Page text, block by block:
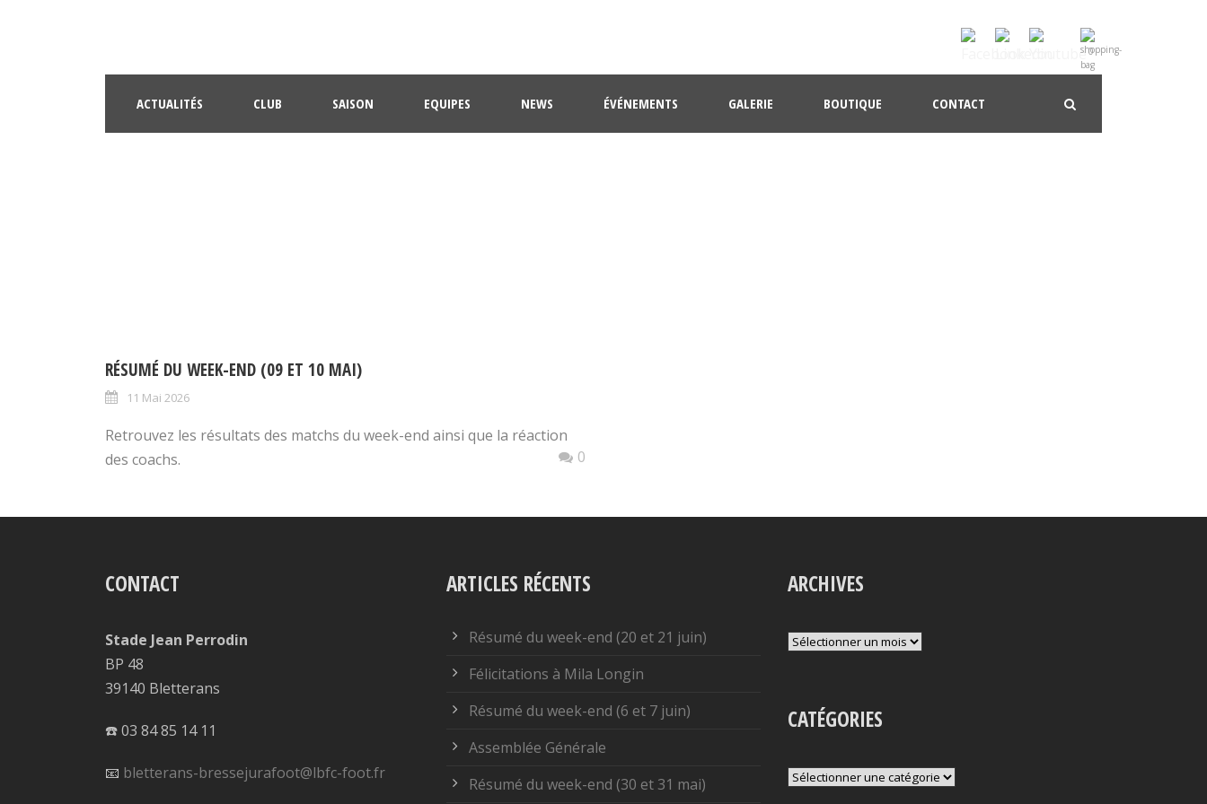
0
ACTUALITÉS CLUB SAISON EQUIPES NEWS ÉVÉNEMENTS GALERIE BOUTIQUE CONTACT
RÉSUMÉ DU WEEK-END (09 ET 10 MAI)
11 Mai 2026
Retrouvez les résultats des matchs du week-end ainsi que la réaction
des coachs.
0
CONTACT
Stade Jean Perrodin
BP 48
39140 Bletterans
☎️ 03 84 85 14 11
📧 bletterans-bressejurafoot@lbfc-foot.fr
ARTICLES RÉCENTS
Résumé du week-end (20 et 21 juin)
Félicitations à Mila Longin
Résumé du week-end (6 et 7 juin)
Assemblée Générale
Résumé du week-end (30 et 31 mai)
ARCHIVES
Archives
CATÉGORIES
Catégories